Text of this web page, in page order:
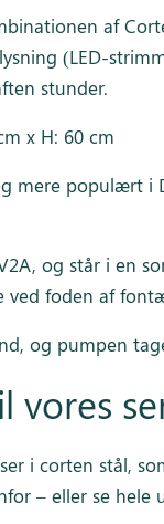
af
(LED-
stunder.
x H: 60 cm
mere populært
og står i en
foden af
og pumpen
vores
i corten stål,
– eller se hele